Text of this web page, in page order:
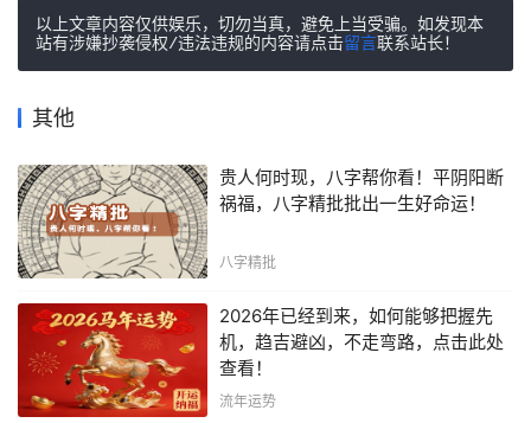
以上文章内容仅供娱乐，切勿当真，避免上当受骗。如发现本
站有涉嫌抄袭侵权/违法违规的内容请点击留言联系站长！
其他
贵人何时现，八字帮你看！平阴阳断
祸福，八字精批批出一生好命运！
八字精批
2026年已经到来，如何能够把握先
机，趋吉避凶，不走弯路，点击此处
查看！
流年运势